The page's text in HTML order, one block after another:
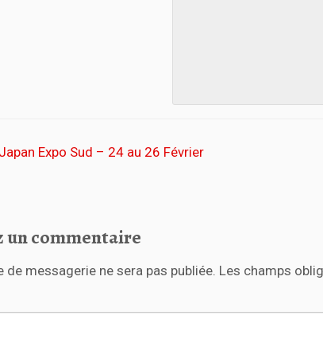
Expo Sud – 24 au 26 Février
un commentaire
de messagerie ne sera pas publiée. Les champs